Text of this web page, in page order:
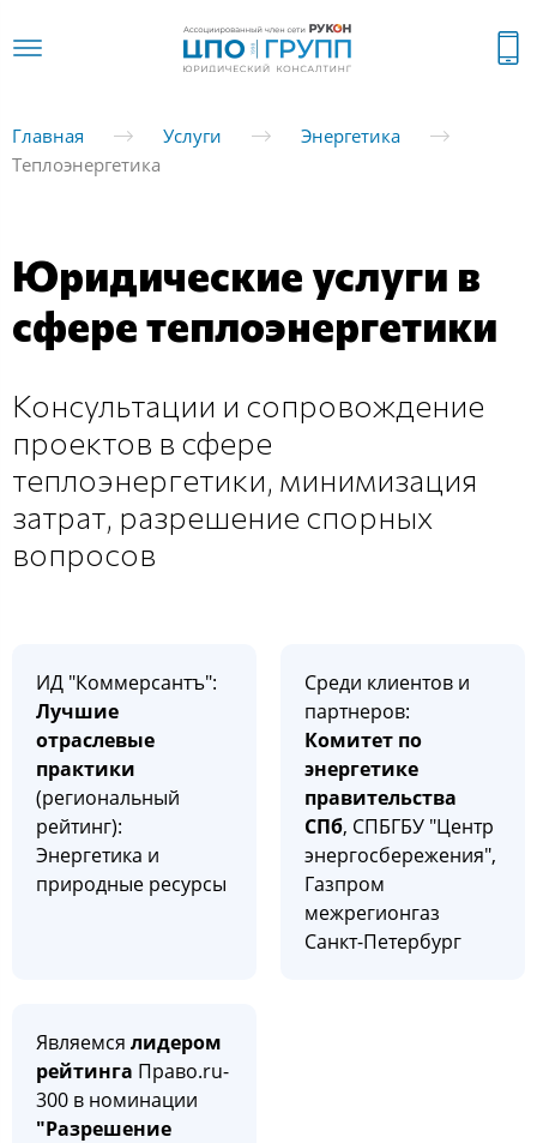
Главная Услуги
Энергетика
Теплоэнергетика
Юридические услуги в
сфере теплоэнергетики
Консультации и сопровождение
проектов в сфере
теплоэнергетики, минимизация
затрат, разрешение спорных
вопросов
ИД "Коммерсантъ":
Лучшие
отраслевые
практики
(региональный
рейтинг):
Энергетика и
природные ресурсы
Среди клиентов и
партнеров:
Комитет по
энергетике
правительства
СПб, СПБГБУ "Центр
энергосбережения",
Газпром
межрегионгаз
Санкт-Петербург
Являемся лидером
рейтинга Право.ru-
300 в номинации
"Разрешение